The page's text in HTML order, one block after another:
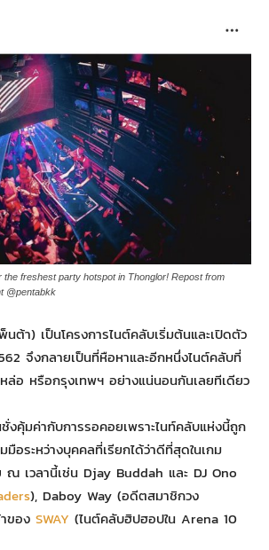
the freshest party hotspot in Thonglor! Repost from
@pentabkk
นต้า) เป็นโครงการไนต์คลับเริ่มต้นและเปิดตัว
จึงกลายเป็นที่หือหาและอีกหนึ่งไนต์คลับที่
ล่อ หรือกรุงเทพฯ อย่างแน่นอนกันเลยทีเดียว
งคุ้มค่ากับการรอคอยเพราะไนท์คลับแห่งนี้ถูก
อระหว่างบุคคลที่เรียกได้ว่าดีที่สุดในเกม
ณ เวลานี้เช่น Djay Buddah และ DJ Ono
), Daboy Way (อดีตสมาชิกวง
ของ SWAY (ไนต์คลับฮิปฮอปใน Arena 10